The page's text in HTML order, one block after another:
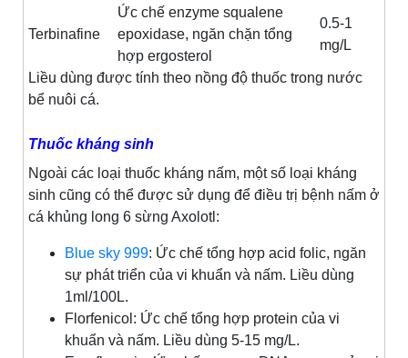
Terbinafine
Ức chế enzyme squalene
epoxidase, ngăn chặn tổng
hợp ergosterol
0.5-1
mg/L
Liều dùng được tính theo nồng độ thuốc trong nước
bể nuôi cá.
Thuốc kháng sinh
Ngoài các loại thuốc kháng nấm, một số loại kháng
sinh cũng có thể được sử dụng để điều trị bệnh nấm ở
cá khủng long 6 sừng Axolotl:
Blue sky 999: Ức chế tổng hợp acid folic, ngăn
sự phát triển của vi khuẩn và nấm. Liều dùng
1ml/100L.
Florfenicol: Ức chế tổng hợp protein của vi
khuẩn và nấm. Liều dùng 5-15 mg/L.